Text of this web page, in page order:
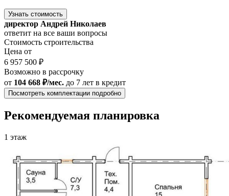
Узнать стоимость
директор Андрей Николаев
ответит на все ваши вопросы
Стоимость строительства
Цена от
6 957 500 ₽
Возможно в рассрочку
от 104 668 ₽/мес. до 7 лет в кредит
Посмотреть комплектации подробно
Рекомендуемая планировка
1 этаж